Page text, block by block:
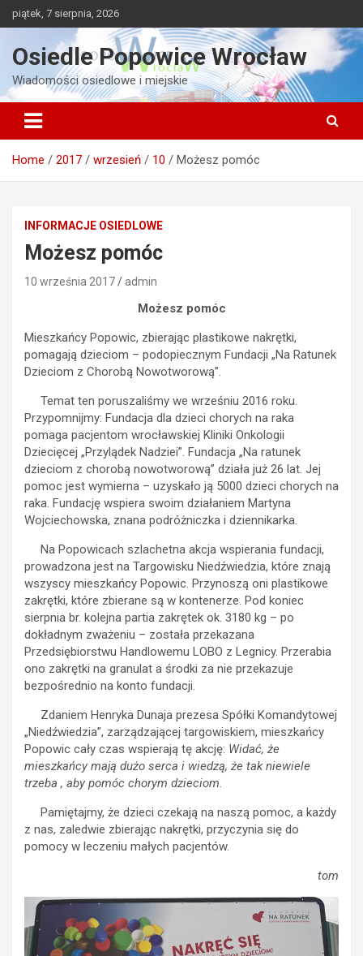
Skip
to
piątek, 7 sierpnia, 2026
Osiedle Popowice Wrocław
Wiadomości osiedlowe i miejskie
Home 2017 wrzesień 10 Możesz pomóc
INFORMACJE OSIEDLOWE
Możesz pomóc
10 września 2017 admin
Możesz pomóc
Mieszkańcy Popowic, zbierając plastikowe nakrętki,
pomagają dzieciom – podopiecznym Fundacji „Na Ratunek
Dzieciom z Chorobą Nowotworową”.
Temat ten poruszaliśmy we wrześniu 2016 roku.
Przypomnijmy: Fundacja dla dzieci chorych na raka
pomaga pacjentom wrocławskiej Kliniki Onkologii
Dziecięcej „Przylądek Nadziei”. Fundacja „Na ratunek
dzieciom z chorobą nowotworową” działa już 26 lat. Jej
pomoc jest wymierna – uzyskało ją 5000 dzieci chorych na
raka. Fundację wspiera swoim działaniem Martyna
Wojciechowska, znana podróżniczka i dziennikarka.
Na Popowicach szlachetna akcja wspierania fundacji,
prowadzona jest na Targowisku Niedźwiedzia, które znają
wszyscy mieszkańcy Popowic. Przynoszą oni plastikowe
zakrętki, które zbierane są w kontenerze. Pod koniec
sierpnia br. kolejna partia zakrętek ok. 3180 kg – po
dokładnym zważeniu – została przekazana
Przedsiębiorstwu Handlowemu LOBO z Legnicy. Przerabia
ono zakrętki na granulat a środki za nie przekazuje
bezpośrednio na konto fundacji.
Zdaniem Henryka Dunaja prezesa Spółki Komandytowej
„Niedźwiedzia”, zarządzającej targowiskiem, mieszkańcy
Popowic cały czas wspierają tę akcję: Widać, że
mieszkańcy mają dużo serca i wiedzą, że tak niewiele
trzeba , aby pomóc chorym dzieciom.
Pamiętajmy, że dzieci czekają na naszą pomoc, a każdy
z nas, zaledwie zbierając nakrętki, przyczynia się do
pomocy w leczeniu małych pacjentów.
tom